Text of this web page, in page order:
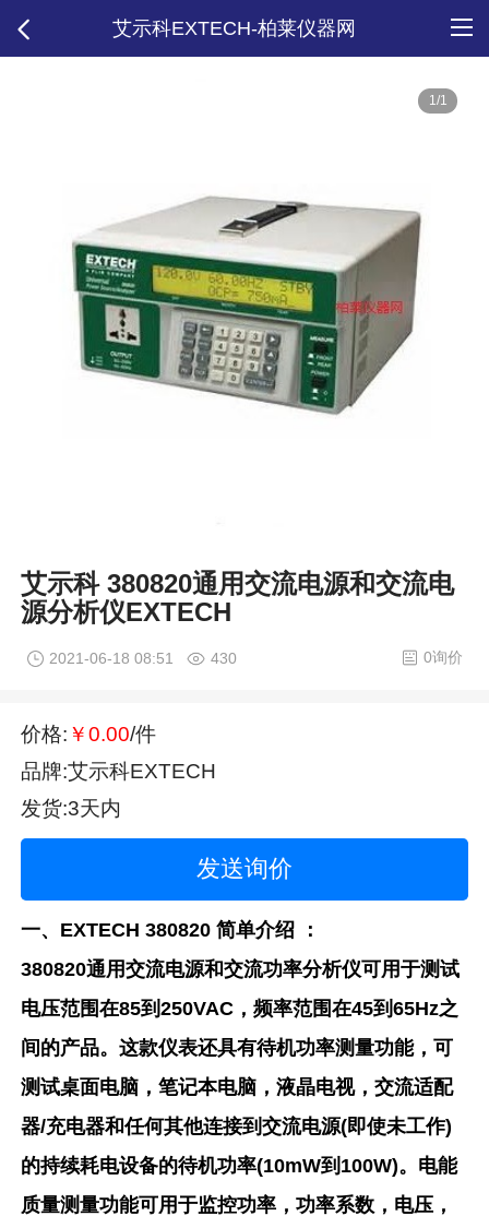
艾示科EXTECH-柏莱仪器网
1/1
艾示科 380820通用交流电源和交流电
源分析仪EXTECH
2021-06-18 08:51 430 0询价
价格: ￥0.00/件
品牌:艾示科EXTECH
发货:3天内
发送询价
一、EXTECH 380820 简单介绍 ：
380820通用交流电源和交流功率分析仪可用于测试
电压范围在85到250VAC，频率范围在45到65Hz之
间的产品。这款仪表还具有待机功率测量功能，可
测试桌面电脑，笔记本电脑，液晶电视，交流适配
器/充电器和任何其他连接到交流电源(即使未工作)
的持续耗电设备的待机功率(10mW到100W)。电能
质量测量功能可用于监控功率，功率系数，电压，